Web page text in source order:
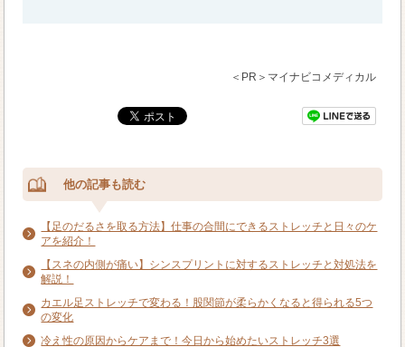
＜PR＞マイナビコメディカル
他の記事も読む
【足のだるさを取る方法】仕事の合間にできるストレッチと日々のケ
アを紹介！
【スネの内側が痛い】シンスプリントに対するストレッチと対処法を
解説！
カエル足ストレッチで変わる！股関節が柔らかくなると得られる5つ
の変化
冷え性の原因からケアまで！今日から始めたいストレッチ3選